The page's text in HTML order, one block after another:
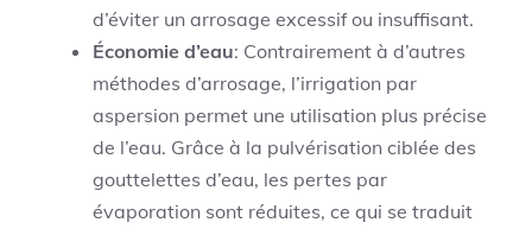
d’éviter un arrosage excessif ou insuffisant.
Économie d’eau: Contrairement à d’autres
méthodes d’arrosage, l’irrigation par
aspersion permet une utilisation plus précise
de l’eau. Grâce à la pulvérisation ciblée des
gouttelettes d’eau, les pertes par
évaporation sont réduites, ce qui se traduit